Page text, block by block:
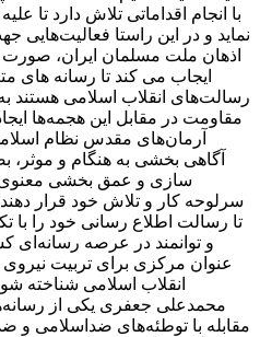
با انجام اقداماتی تلاش دارد تا
نماید و در این راستا فعالیت‌هایی
اذهان ملت مسلمان ایران، صورت
ایجاب می کند تا رسانه های
رسالت‌های انقلاب اسلامی هستند
مقاومت در مقابل این هجمه‌ها ایجاد
آرمان‌های مقدس نظام
آگاهی بخشی به هنگام و
سازی و عمق بخشی معنوی
سرلوحه کار و تلاش خود قرار
تا رسالت اطلاع رسانی خود را با
و توانمند در عرصه رسانه‌ای
عنوان مرکزی برای تربیت نیروی
انقلاب اسلامی شناخته
محمدعلی جعفری یکی از
مقابله با توطئه‌های ضداسلامی و